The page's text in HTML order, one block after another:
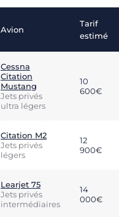
Avion
Tarif
estimé
Cessna
Citation
Mustang
Jets privés
ultra légers
10
600€
Citation M2
Jets privés
légers
12
900€
Learjet 75
Jets privés
intermédiaires
14
000€